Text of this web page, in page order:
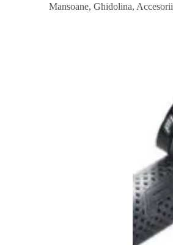
Mansoane, Ghidolina, Accesorii